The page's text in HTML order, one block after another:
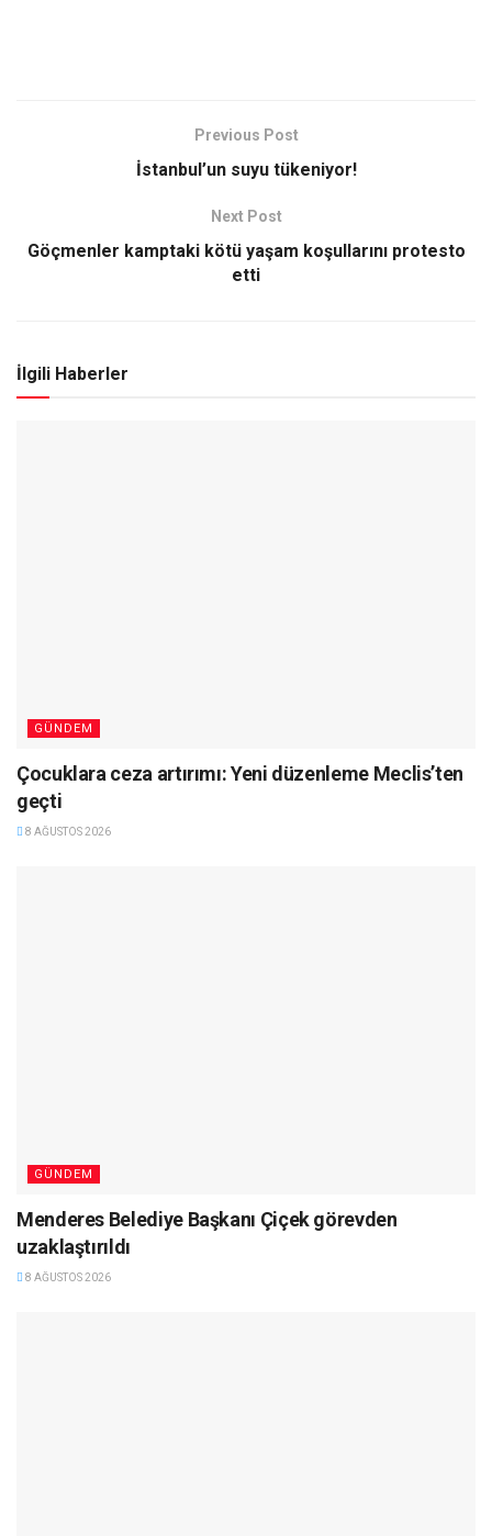
Previous Post
İstanbul’un suyu tükeniyor!
Next Post
Göçmenler kamptaki kötü yaşam koşullarını protesto
etti
İlgili Haberler
GÜNDEM
Çocuklara ceza artırımı: Yeni düzenleme Meclis’ten
geçti
8 AĞUSTOS 2026
GÜNDEM
Menderes Belediye Başkanı Çiçek görevden
uzaklaştırıldı
8 AĞUSTOS 2026